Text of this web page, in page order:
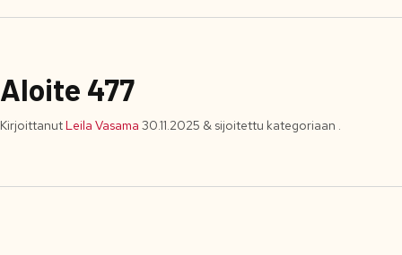
Aloite 477
KirjoittanutLeila Vasama 30.11.2025 & sijoitettu kategoriaan .